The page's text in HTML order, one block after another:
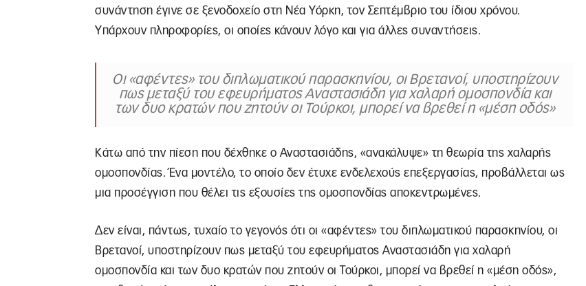
συνάντηση έγινε σε ξενοδοχείο στη Νέα Υόρκη, τον Σεπτέμβριο του ίδιου χρόνου.
Υπάρχουν πληροφορίες, οι οποίες κάνουν λόγο και για άλλες συναντήσεις.
Οι «αφέντες» του διπλωματικού παρασκηνίου, οι Βρετανοί, υποστηρίζουν
πως μεταξύ του εφευρήματος Αναστασιάδη για χαλαρή ομοσπονδία και
των δυο κρατών που ζητούν οι Τούρκοι, μπορεί να βρεθεί η «μέση οδός»
Κάτω από την πίεση που δέχθηκε ο Αναστασιάδης, «ανακάλυψε» τη θεωρία της χαλαρής
ομοσπονδίας. Ένα μοντέλο, το οποίο δεν έτυχε ενδελεχούς επεξεργασίας, προβάλλεται ως
μια προσέγγιση που θέλει τις εξουσίες της ομοσπονδίας αποκεντρωμένες.
Δεν είναι, πάντως, τυχαίο το γεγονός ότι οι «αφέντες» του διπλωματικού παρασκηνίου, οι
Βρετανοί, υποστηρίζουν πως μεταξύ του εφευρήματος Αναστασιάδη για χαλαρή
ομοσπονδία και των δυο κρατών που ζητούν οι Τούρκοι, μπορεί να βρεθεί η «μέση οδός»,